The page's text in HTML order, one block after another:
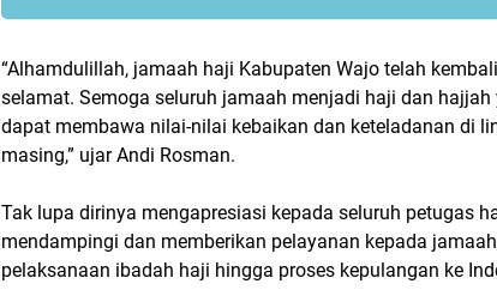
“Alhamdulillah, jamaah haji Kabupaten Wajo telah
selamat. Semoga seluruh jamaah menjadi haji dan hajjah
dapat membawa nilai-nilai kebaikan dan keteladanan di
masing,” ujar Andi Rosman.
Tak lupa dirinya mengapresiasi kepada seluruh petugas
mendampingi dan memberikan pelayanan kepada
pelaksanaan ibadah haji hingga proses kepulangan ke